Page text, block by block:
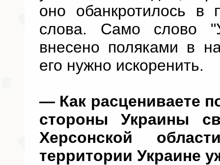
оно обанкротилось в
слова. Само слово
внесено поляками в
его нужно искоренить.
— Как расцениваете
стороны Украины
Херсонской
территории Украине